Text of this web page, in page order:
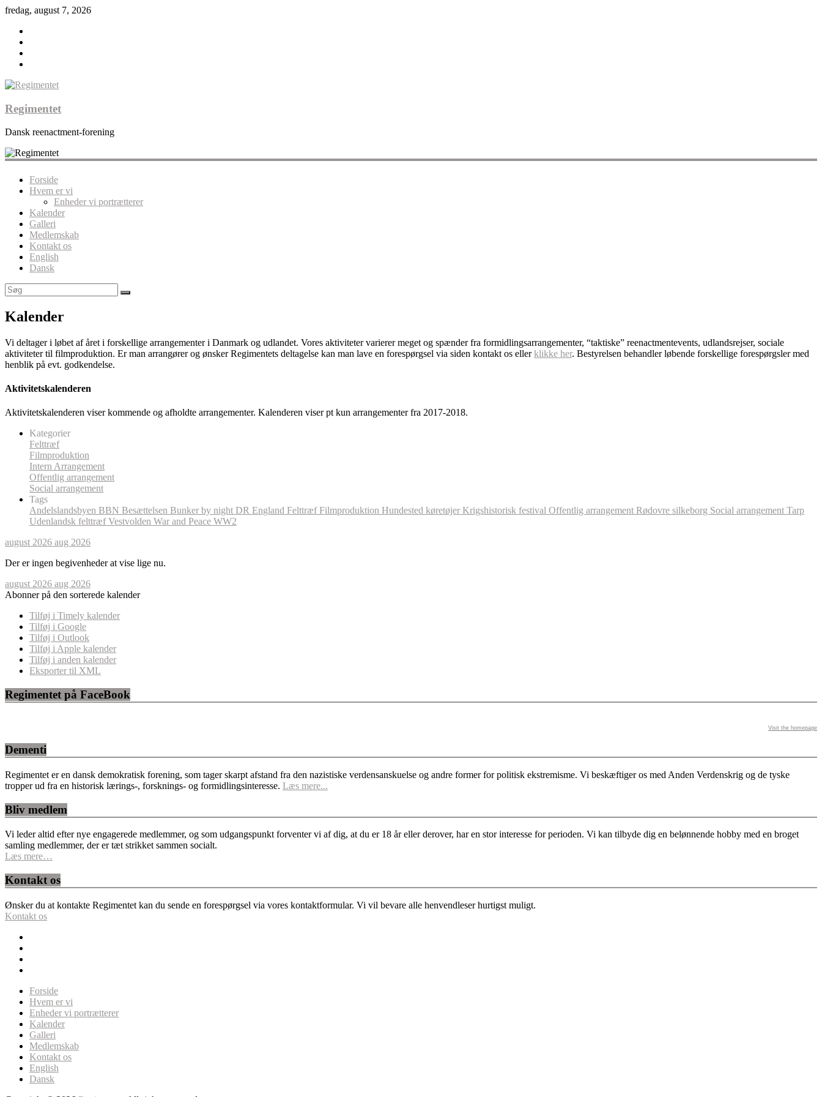
fredag, august 7, 2026
Regimentet
Dansk reenactment-forening
Forside
Hvem er vi
Enheder vi portrætterer
Kalender
Galleri
Medlemskab
Kontakt os
English
Dansk
Kalender
Vi deltager i løbet af året i forskellige arrangementer i Danmark og udlandet. Vores aktiviteter varierer meget og spænder fra formidlingsarrangementer, “taktiske” reenactmentevents, udlandsrejser, sociale
aktiviteter til filmproduktion. Er man arrangører og ønsker Regimentets deltagelse kan man lave en forespørgsel via siden kontakt os ellerklikke her. Bestyrelsen behandler løbende forskellige forespørgsler med
henblik på evt. godkendelse.
Aktivitetskalenderen
Aktivitetskalenderen viser kommende og afholdte arrangementer. Kalenderen viser pt kun arrangementer fra 2017-2018.
Kategorier
Felttræf
Filmproduktion
Intern Arrangement
Offentlig arrangement
Social arrangement
Tags
Andelslandsbyen BBN Besættelsen Bunker by night DR England FelttræfFilmproduktion Hundested køretøjer Krigshistorisk festival Offentlig arrangement Rødovre silkeborg Social arrangement Tarp
Udenlandsk felttræfVestvolden War and Peace WW2
august 2026 aug 2026
Der er ingen begivenheder at vise lige nu.
august 2026 aug 2026
Abonner på den sorterede kalender
Tilføj i Timely kalender
Tilføj i Google
Tilføj i Outlook
Tilføj i Apple kalender
Tilføj i anden kalender
Eksporter til XML
Regimentet på FaceBook
Visit the homepage
Dementi
Regimentet er en dansk demokratisk forening, som tager skarpt afstand fra den nazistiske verdensanskuelse og andre former for politisk ekstremisme. Vi beskæftiger os med Anden Verdenskrig og de tyske
tropper ud fra en historisk lærings-, forsknings- og formidlingsinteresse. Læs mere...
Bliv medlem
Vi leder altid efter nye engagerede medlemmer, og som udgangspunkt forventer vi af dig, at du er 18 år eller derover, har en stor interesse for perioden. Vi kan tilbyde dig en belønnende hobby med en broget
samling medlemmer, der er tæt strikket sammen socialt.
Læs mere…
Kontakt os
Ønsker du at kontakte Regimentet kan du sende en forespørgsel via vores kontaktformular. Vi vil bevare alle henvendleser hurtigst muligt.
Kontakt os
Forside
Hvem er vi
Enheder vi portrætterer
Kalender
Galleri
Medlemskab
Kontakt os
English
Dansk